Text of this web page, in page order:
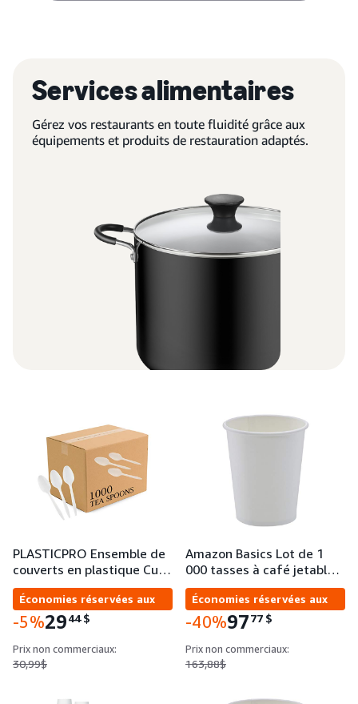
Services alimentaires
Gérez vos restaurants en toute fluidité grâce aux
équipements et produits de restauration adaptés.
PLASTICPRO Ensemble de
couverts en plastique Cu…
Économies réservées aux
entreprises
-5%2944 $
Prix non commerciaux:
30,99$
Amazon Basics Lot de 1
000 tasses à café jetabl…
Économies réservées aux
entreprises
-40%9777 $
Prix non commerciaux:
163,88$